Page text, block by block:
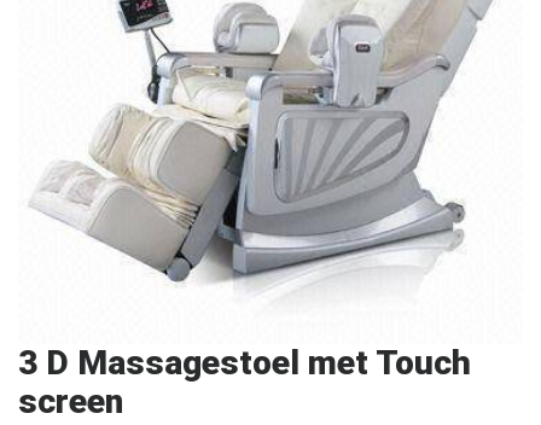
3 D Massagestoel met Touch
screen